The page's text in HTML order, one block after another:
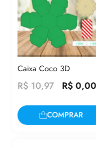
Caixa Coco 3D
R$10,97 R$0,00
COMPRAR